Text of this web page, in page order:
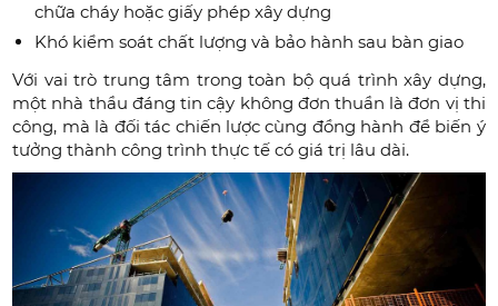
chữa cháy hoặc giấy phép xây dựng
Khó kiểm soát chất lượng và bảo hành sau bàn giao
Với vai trò trung tâm trong toàn bộ quá trình xây dựng,
một nhà thầu đáng tin cậy không đơn thuần là đơn vị thi
công, mà là đối tác chiến lược cùng đồng hành để biến ý
tưởng thành công trình thực tế có giá trị lâu dài.